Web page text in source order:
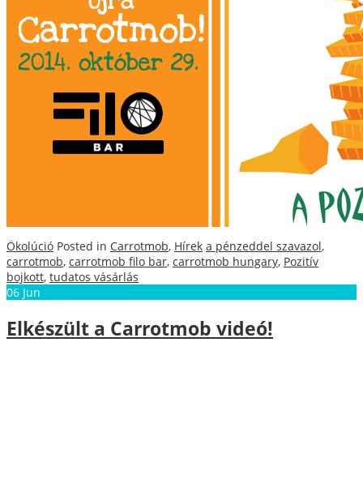
Ökolúció Posted in Carrotmob, Hírek a pénzeddel szavazol,
carrotmob, carrotmob filo bar, carrotmob hungary, Pozitív
bojkott, tudatos vásárlás
06 Jun
Elkészült a Carrotmob videó!